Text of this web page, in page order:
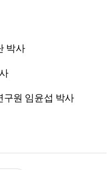
박사
구원 임윤섭 박사